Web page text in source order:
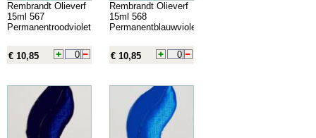
Rembrandt Olieverf
15ml 567
Permanentroodviolet
€ 10,85
Rembrandt Olieverf
15ml 568
Permanentblauwviolet
€ 10,85